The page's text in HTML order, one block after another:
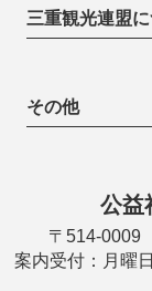
三重観光連盟
その他
公益
〒514-
案内受付：月曜